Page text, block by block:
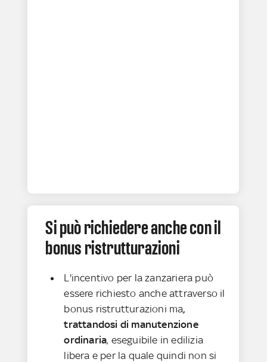
Si può richiedere anche con il
bonus ristrutturazioni
L'incentivo per la zanzariera può
essere richiesto anche attraverso il
bonus ristrutturazioni ma,
trattandosi di manutenzione
ordinaria, eseguibile in edilizia
libera e per la quale quindi non si